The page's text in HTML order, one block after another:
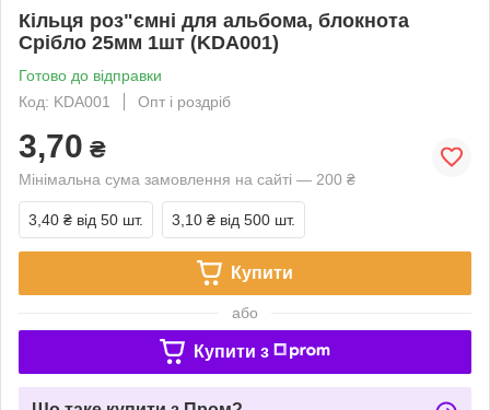
Кільця роз"ємні для альбома, блокнота
Срібло 25мм 1шт (KDA001)
Готово до відправки
Код: KDA001
Опт і роздріб
3,70 ₴
Мінімальна сума замовлення на сайті — 200 ₴
3,40 ₴ від 50 шт. 3,10 ₴ від 500 шт.
Купити
або
Купити з